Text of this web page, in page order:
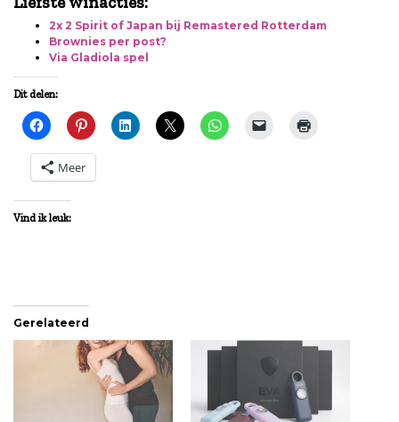
2x 2 Spirit of Japan bij Remastered Rotterdam
Brownies per post?
Via Gladiola spel
Dit delen:
Meer
Vind ik leuk:
Gerelateerd